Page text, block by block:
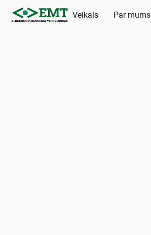
Veikals Par mums